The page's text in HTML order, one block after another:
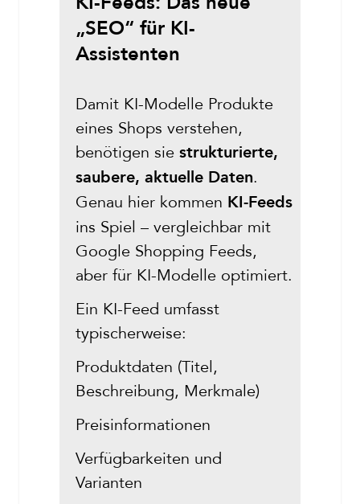
„SEO“ für KI-
Assistenten
Damit KI-Modelle Produkte
eines Shops verstehen,
benötigen sie strukturierte,
saubere, aktuelle Daten.
Genau hier kommen KI-Feeds
ins Spiel – vergleichbar mit
Google Shopping Feeds,
aber für KI-Modelle optimiert.
Ein KI-Feed umfasst
typischerweise:
Produktdaten (Titel,
Beschreibung, Merkmale)
Preisinformationen
Verfügbarkeiten und
Varianten